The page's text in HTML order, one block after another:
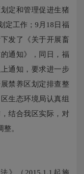
定和管理促进生猪
定工作；9月18日福
发了《关于开展畜
通知》，同日，福
通知，要求进一步
禁养区划定排查整
生态环境局认真组
结合我区实际，对
。
（2015.1.1起施